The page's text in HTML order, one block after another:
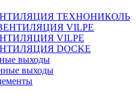
ТЕХНОНИКОЛЬ
VILPE
DOCKE
выходы
выходы